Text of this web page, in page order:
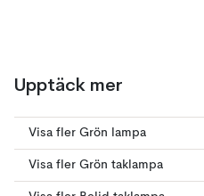
Upptäck mer
Visa fler Grön lampa
Visa fler Grön taklampa